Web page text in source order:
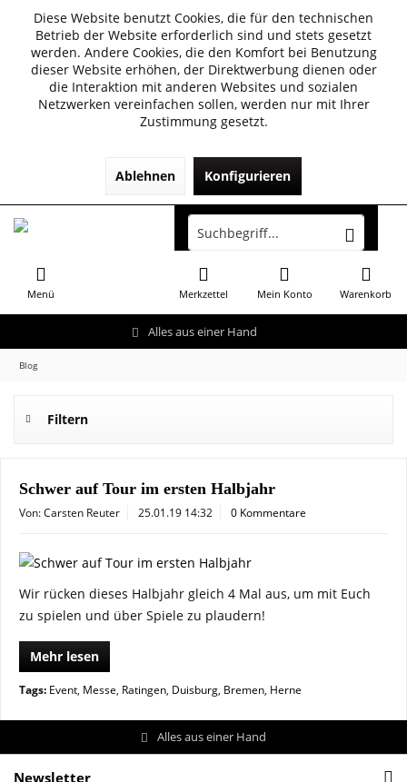
Diese Website benutzt Cookies, die für den technischen
Betrieb der Website erforderlich sind und stets gesetzt
werden. Andere Cookies, die den Komfort bei Benutzung
dieser Website erhöhen, der Direktwerbung dienen oder
die Interaktion mit anderen Websites und sozialen
Netzwerken vereinfachen sollen, werden nur mit Ihrer
Zustimmung gesetzt.
Ablehnen Konfigurieren
Alles aus einer Hand
Menü Warenkorb
Merkzettel Mein Konto
Blog
Filtern
Schwer auf Tour im ersten Halbjahr
Von: Carsten Reuter 25.01.19 14:32 0 Kommentare
Wir rücken dieses Halbjahr gleich 4 Mal aus, um mit Euch
zu spielen und über Spiele zu plaudern!
Mehr lesen
Tags: Event, Messe, Ratingen, Duisburg, Bremen, Herne
Alles aus einer Hand
Newsletter